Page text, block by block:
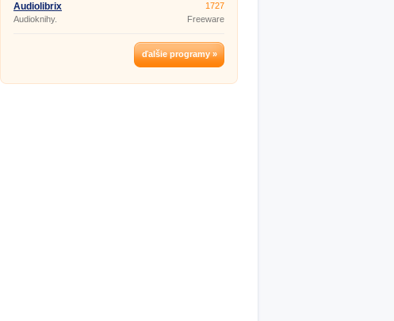
Audiolibrix
Audioknihy.
1727
Freeware
ďalšie programy »